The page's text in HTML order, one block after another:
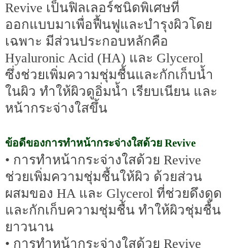
Revive เป็นฟิลเลอร์ชนิดพิเศษที่
ออกแบบมาเพื่อฟื้นฟูและบำรุงผิวโดย
เฉพาะ มีส่วนประกอบหลักคือ
Hyaluronic Acid (HA) และ Glycerol
ซึ่งช่วยเพิ่มความชุ่มชื้นและกักเก็บน้ำ
ในผิว ทำให้ผิวดูอิ่มน้ำ เรียบเนียน และ
หน้ากระจ่างใสขึ้น
ข้อดีของการทำหน้ากระจ่างใสด้วย Revive
• การทำหน้ากระจ่างใสด้วย Revive
ช่วยเพิ่มความชุ่มชื้นให้ผิว ด้วยส่วน
ผสมของ HA และ Glycerol ที่ช่วยดึงดูด
และกักเก็บความชุ่มชื้น ทำให้ผิวชุ่มชื้น
ยาวนาน
• การทำหน้ากระจ่างใสด้วย Revive